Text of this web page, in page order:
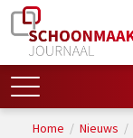
Home / Nieuws /